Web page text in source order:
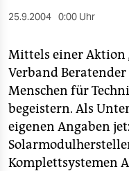
sport
nord
wahrheit
verlag
verlag
25.9.2004 0:00 Uhr
Mittels einer Aktion
Verband
Menschen für
begeistern. Als
eigenen Angaben
Komplettsystemen